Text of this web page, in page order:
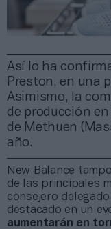
Así lo ha
Preston, en una
Asimismo, la
de producción
de Methuen
año.
New Balance
de las principales
consejero
destacado en un
aumentarán en